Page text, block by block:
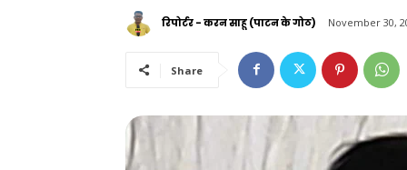
रिपोर्टर - करन साहू (पाटन के गोठ) November 30,
Share